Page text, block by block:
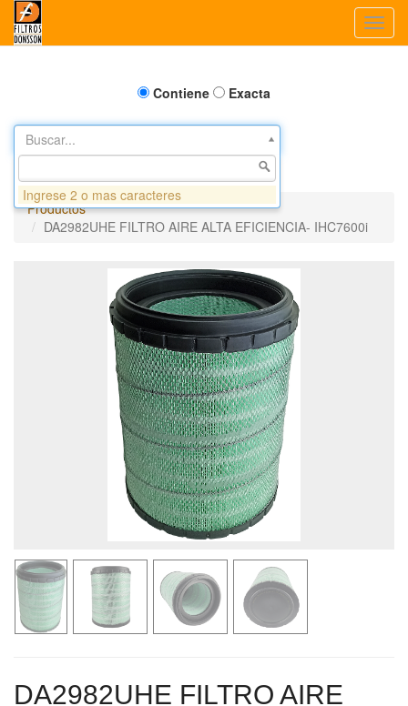
Contiene Exacta
Buscar...
Productos
DA2982UHE FILTRO AIRE ALTA EFICIENCIA- IHC7600i
DA2982UHE FILTRO AIRE
Ingrese 2 o mas caracteres